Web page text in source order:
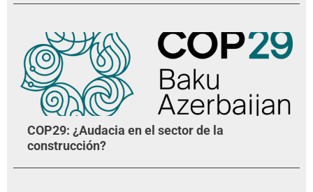
COP29: ¿Audacia en el sector de la
construcción?